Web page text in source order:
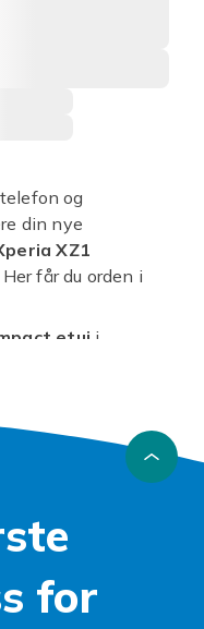
og
din nye
XZ1
Her får du orden i
etui i
enten det
på kafébordet.
blått eller
er også
bankkort,
samlet på ett
for